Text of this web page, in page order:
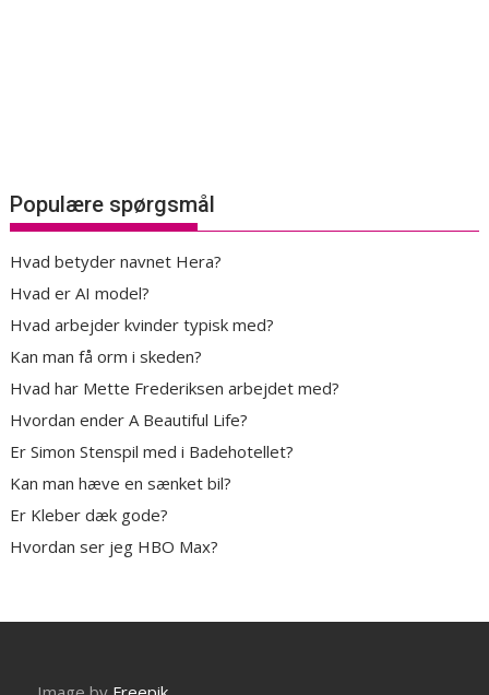
Populære spørgsmål
Hvad betyder navnet Hera?
Hvad er AI model?
Hvad arbejder kvinder typisk med?
Kan man få orm i skeden?
Hvad har Mette Frederiksen arbejdet med?
Hvordan ender A Beautiful Life?
Er Simon Stenspil med i Badehotellet?
Kan man hæve en sænket bil?
Er Kleber dæk gode?
Hvordan ser jeg HBO Max?